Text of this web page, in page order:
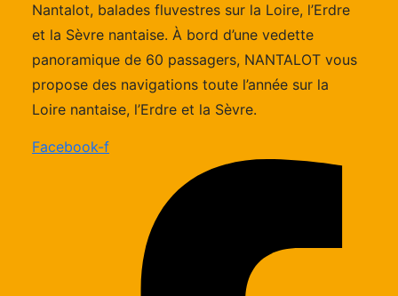
Nantalot, balades fluvestres sur la Loire, l’Erdre
et la Sèvre nantaise. À bord d’une vedette
panoramique de 60 passagers, NANTALOT vous
propose des navigations toute l’année sur la
Loire nantaise, l’Erdre et la Sèvre.
Facebook-f